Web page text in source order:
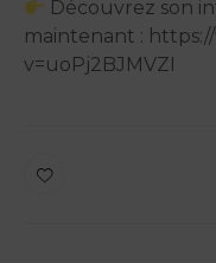
Découvrez son
maintenant :
v=uoPj2BJMVZI